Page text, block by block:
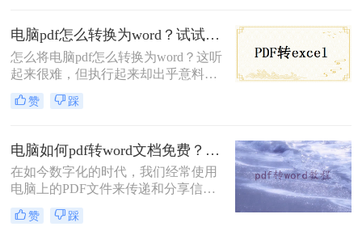
则可以轻松编辑和加工文档。于是，
将PDF转换成Word格式成为了一个备
受关注的问题。那么电脑pdf如何转换
成word格式呢？本文将为大家介绍几
种简便高效的电脑PDF转Word的方
法，帮助您轻松应对转换需求。
电脑pdf怎么转换为word？试试这几个方法！
怎么将电脑pdf怎么转换为word？这听
起来很难，但执行起来却出乎意料。
在工作中，我们常常需要转换文档，
此时，一个强有力的工具就是我们在
转换格式后会节省许多时间，从而更
有效地使用我们宝贵的时间。今日小
编将为大家介绍一个pdf转word工具，
让大家能够更加高效地工作。
赞 踩
电脑如何pdf转word文档免费？分享三个实用的方法！
在如今数字化的时代，我们经常使用
电脑上的PDF文件来传递和分享信
息。然而，有时候我们可能需要对
PDF文件进行编辑或修改，以便更好
赞 踩